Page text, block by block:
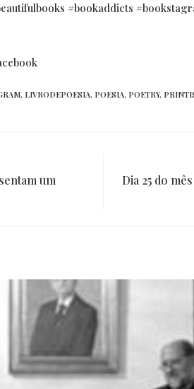
lbooks #bookaddicts
, LIVRODEPOESIA, POESIA, POETRY,
um
Dia 25 do